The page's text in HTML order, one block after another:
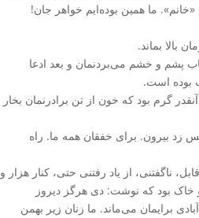
ما همین بوده‌ایم خواهر جان!‌
بالا بماند.
پشم و خشم می‌بردنمان و بعد ادعا
بوده است.
گرم بود که خون از تن برادرنمان بخار
زد بیرون. برای خفقان همه ما. راه
ناگفتنی، از یاد رفتنی حتی، کنار هزار و
خاک بود که نوشت: دی هرگز دیروز
برایمان می‌ماند. ما زنان زیر بهمن